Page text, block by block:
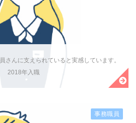
さんに支えられていると実感しています。
2018年入職
事務職員